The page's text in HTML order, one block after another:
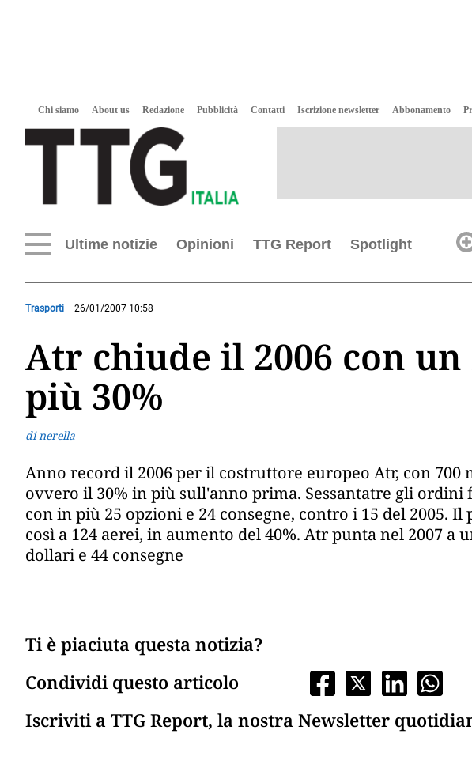
Chi siamo About us Redazione Pubblicità Contatti Iscrizione newsletter Abbonamento
Ultime notizie Opinioni TTG Report Spotlight
Trasporti 26/01/2007 10:58
Atr chiude il 2006 con
più 30%
di nerella
Anno record il 2006 per il costruttore europeo Atr, con
ovvero il 30% in più sull'anno prima. Sessantatre gli ordini
con in più 25 opzioni e 24 consegne, contro i 15 del 2005.
così a 124 aerei, in aumento del 40%. Atr punta nel 2007
dollari e 44 consegne
Ti è piaciuta questa notizia?
Condividi questo articolo
Iscriviti a TTG Report, la nostra Newsletter